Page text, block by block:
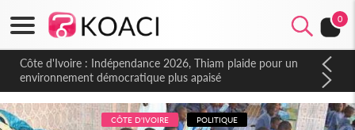
0
Côte d'Ivoire : Indépendance 2026, Thiam plaide pour un
environnement démocratique plus apaisé
CÔTE D'IVOIRE POLITIQUE